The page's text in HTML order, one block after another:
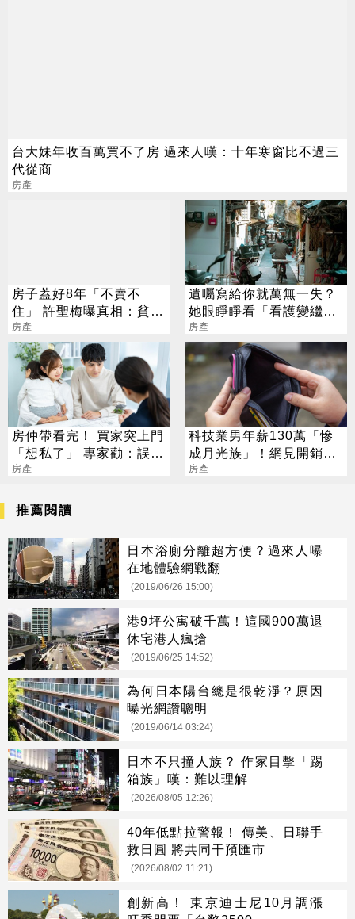
台大妹年收百萬買不了房 過來人嘆：十年寒窗比不過三
代從商
房產
房子蓋好8年「不賣不
住」 許聖梅曝真相：貧富
差距真的太大
房產
遺囑寫給你就萬無一失？
她眼睜睜看「看護變繼
母」搬走千萬遺產
房產
房仲帶看完！ 買家突上門
「想私了」 專家勸：誤觸
1事恐賠償
房產
科技業男年薪130萬「慘
成月光族」！網見開銷
嘆：很正常
房產
推薦閱讀
日本浴廁分離超方便？過來人曝
在地體驗網戰翻
(2019/06/26 15:00)
港9坪公寓破千萬！這國900萬退
休宅港人瘋搶
(2019/06/25 14:52)
為何日本陽台總是很乾淨？原因
曝光網讚聰明
(2019/06/14 03:24)
日本不只撞人族？ 作家目擊「踢
箱族」嘆：難以理解
(2026/08/05 12:26)
40年低點拉警報！ 傳美、日聯手
救日圓 將共同干預匯市
(2026/08/02 11:21)
創新高！ 東京迪士尼10月調漲